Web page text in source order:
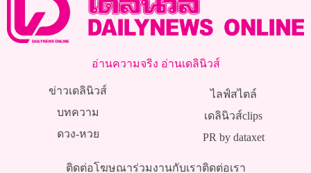
อ่านความจริง อ่านเดลินิวส์
ข่าวเดลินิวส์
บทความ
ดวง-หวย
ไลฟ์สไตล์
เดลินิวส์clips
PR by dataxet
ติดต่อโฆษณาร่วมงานกับเราติดต่อเรา